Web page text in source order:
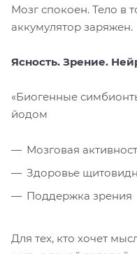
Мозг спокоен. Тело в
аккумулятор заряжен.
Ясность. Зрение.
«Биогенные
йодом
Мозговая
Здоровье
Поддержка зрения
Для тех, кто хочет